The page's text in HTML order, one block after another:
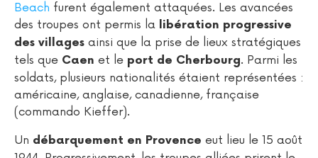
Beach furent également attaquées. Les avancées
des troupes ont permis la libération progressive
des villages ainsi que la prise de lieux stratégiques
tels que Caen et le port de Cherbourg. Parmi les
soldats, plusieurs nationalités étaient représentées :
américaine, anglaise, canadienne, française
(commando Kieffer).
Un débarquement en Provence eut lieu le 15 août